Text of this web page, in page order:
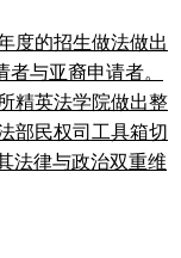
度的招生做法做出
与亚裔申请者。
精英法学院做出整
部民权司工具箱切
法律与政治双重维